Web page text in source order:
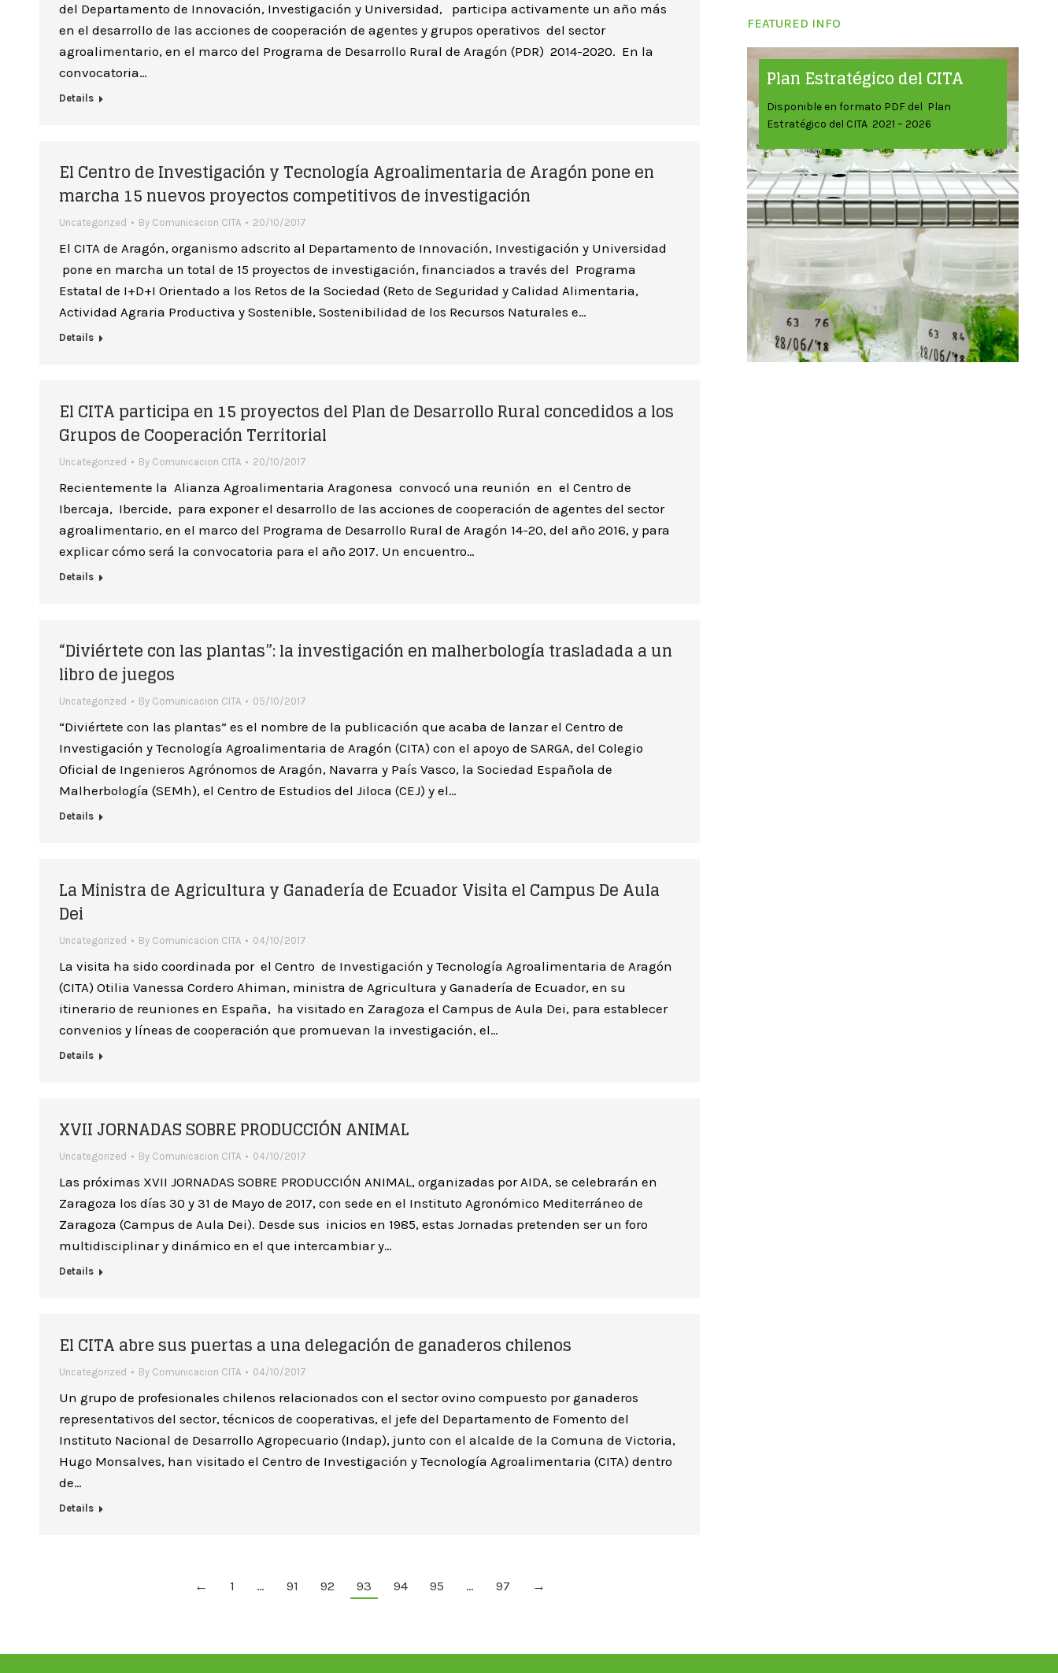
del Departamento de Innovación, Investigación y Universidad, participa activamente un año más
en el desarrollo de las acciones de cooperación de agentes y grupos operativos del sector
agroalimentario, en el marco del Programa de Desarrollo Rural de Aragón (PDR) 2014-2020. En la
convocatoria…
Details
El Centro de Investigación y Tecnología Agroalimentaria de Aragón pone en
marcha 15 nuevos proyectos competitivos de investigación
Uncategorized By Comunicacion CITA 20/10/2017
El CITA de Aragón, organismo adscrito al Departamento de Innovación, Investigación y Universidad
pone en marcha un total de 15 proyectos de investigación, financiados a través del Programa
Estatal de I+D+I Orientado a los Retos de la Sociedad (Reto de Seguridad y Calidad Alimentaria,
Actividad Agraria Productiva y Sostenible, Sostenibilidad de los Recursos Naturales e…
Details
El CITA participa en 15 proyectos del Plan de Desarrollo Rural concedidos a los
Grupos de Cooperación Territorial
Uncategorized By Comunicacion CITA 20/10/2017
Recientemente la Alianza Agroalimentaria Aragonesa convocó una reunión en el Centro de
Ibercaja, Ibercide, para exponer el desarrollo de las acciones de cooperación de agentes del sector
agroalimentario, en el marco del Programa de Desarrollo Rural de Aragón 14-20, del año 2016, y para
explicar cómo será la convocatoria para el año 2017. Un encuentro…
Details
“Diviértete con las plantas”: la investigación en malherbología trasladada a un
libro de juegos
Uncategorized By Comunicacion CITA 05/10/2017
“Diviértete con las plantas” es el nombre de la publicación que acaba de lanzar el Centro de
Investigación y Tecnología Agroalimentaria de Aragón (CITA) con el apoyo de SARGA, del Colegio
Oficial de Ingenieros Agrónomos de Aragón, Navarra y País Vasco, la Sociedad Española de
Malherbología (SEMh), el Centro de Estudios del Jiloca (CEJ) y el…
Details
La Ministra de Agricultura y Ganadería de Ecuador Visita el Campus De Aula
Dei
Uncategorized By Comunicacion CITA 04/10/2017
La visita ha sido coordinada por el Centro de Investigación y Tecnología Agroalimentaria de Aragón
(CITA) Otilia Vanessa Cordero Ahiman, ministra de Agricultura y Ganadería de Ecuador, en su
itinerario de reuniones en España, ha visitado en Zaragoza el Campus de Aula Dei, para establecer
convenios y líneas de cooperación que promuevan la investigación, el…
Details
XVII JORNADAS SOBRE PRODUCCIÓN ANIMAL
Uncategorized By Comunicacion CITA 04/10/2017
Las próximas XVII JORNADAS SOBRE PRODUCCIÓN ANIMAL, organizadas por AIDA, se celebrarán en
Zaragoza los días 30 y 31 de Mayo de 2017, con sede en el Instituto Agronómico Mediterráneo de
Zaragoza (Campus de Aula Dei). Desde sus inicios en 1985, estas Jornadas pretenden ser un foro
multidisciplinar y dinámico en el que intercambiar y…
Details
El CITA abre sus puertas a una delegación de ganaderos chilenos
Uncategorized By Comunicacion CITA 04/10/2017
Un grupo de profesionales chilenos relacionados con el sector ovino compuesto por ganaderos
representativos del sector, técnicos de cooperativas, el jefe del Departamento de Fomento del
Instituto Nacional de Desarrollo Agropecuario (Indap), junto con el alcalde de la Comuna de Victoria,
Hugo Monsalves, han visitado el Centro de Investigación y Tecnología Agroalimentaria (CITA) dentro
de…
Details
← 1 … 91 92 93 94 95 … 97 →
FEATURED INFO
Plan Estratégico del CITA
Disponible en formato PDF del Plan
Estratégico del CITA 2021 – 2026